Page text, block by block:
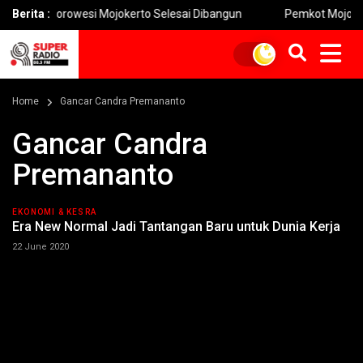
Berita : Mojokerto Selesai Dibangun Pemkot Mojokerto
Home Gancar Candra Premananto
Gancar Candra
Premananto
EKONOMI & KESRA
Era New Normal Jadi Tantangan Baru untuk Dunia Kerja
22 June 2020